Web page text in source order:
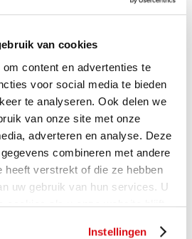
van cookies
content en advertenties te
voor social media te bieden
te analyseren. Ook delen we
van onze site met onze
adverteren en analyse. Deze
combineren met andere
heeft verstrekt of die ze hebben
uw gebruik van hun services. U
cookies als u onze website blijft
Instellingen